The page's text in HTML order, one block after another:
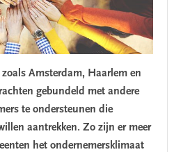
Amsterdam, Haarlem en
gebundeld met andere
te ondersteunen die
aantrekken. Zo zijn er meer
het ondernemersklimaat